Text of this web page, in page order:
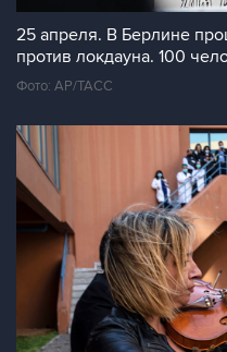
25 апреля. В Берлине
против локдауна. 100
Фото: AP/ТАСС